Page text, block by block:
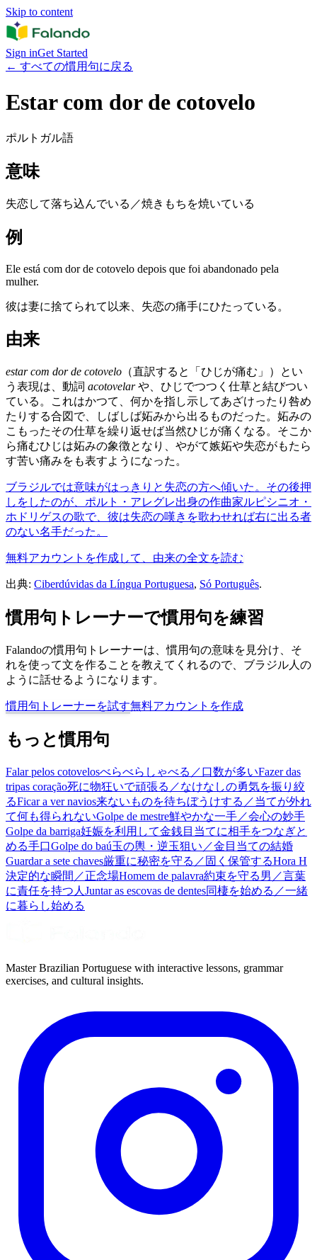
Skip to content
Sign inGet Started
← すべての慣用句に戻る
Estar com dor de cotovelo
ポルトガル語
意味
失恋して落ち込んでいる／焼きもちを焼いている
例
Ele está com dor de cotovelo depois que foi abandonado pela
mulher.
彼は妻に捨てられて以来、失恋の痛手にひたっている。
由来
estar com dor de cotovelo （直訳すると「ひじが痛む」）とい
う表現は、動詞 acotovelarや、ひじでつつく仕草と結びつい
ている。これはかつて、何かを指し示してあざけったり咎め
たりする合図で、しばしば妬みから出るものだった。妬みの
こもったその仕草を繰り返せば当然ひじが痛くなる。そこか
ら痛むひじは妬みの象徴となり、やがて嫉妬や失恋がもたら
す苦い痛みをも表すようになった。
ブラジルでは意味がはっきりと失恋の方へ傾いた。その後押
しをしたのが、ポルト・アレグレ出身の作曲家ルピシニオ・
ホドリゲスの歌で、彼は失恋の嘆きを歌わせれば右に出る者
のない名手だった。
無料アカウントを作成して、由来の全文を読む
出典: Ciberdúvidas da Língua Portuguesa, Só Português.
慣用句トレーナーで慣用句を練習
Falandoの慣用句トレーナーは、慣用句の意味を見分け、そ
れを使って文を作ることを教えてくれるので、ブラジル人の
ように話せるようになります。
慣用句トレーナーを試す無料アカウントを作成
もっと慣用句
Falar pelos cotovelosべらべらしゃべる／口数が多いFazer das
tripas coração死に物狂いで頑張る／なけなしの勇気を振り絞
るFicar a ver navios来ないものを待ちぼうけする／当てが外れ
て何も得られないGolpe de mestre鮮やかな一手／会心の妙手
Golpe da barriga妊娠を利用して金銭目当てに相手をつなぎと
める手口Golpe do baú玉の輿・逆玉狙い／金目当ての結婚
Guardar a sete chaves厳重に秘密を守る／固く保管するHora H
決定的な瞬間／正念場Homem de palavra約束を守る男／言葉
に責任を持つ人 Juntar as escovas de dentes同棲を始める／一緒
に暮らし始める
Master Brazilian Portuguese with interactive lessons, grammar
exercises, and cultural insights.